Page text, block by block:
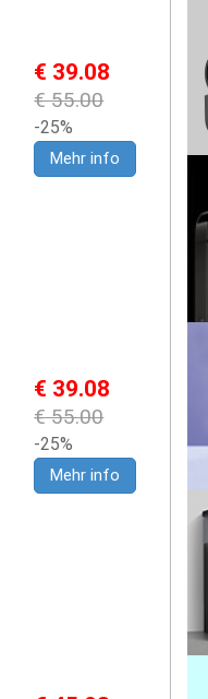
€ 39.08
€ 55.00
-25%
Mehr info
€ 39.08
€ 55.00
-25%
Mehr info